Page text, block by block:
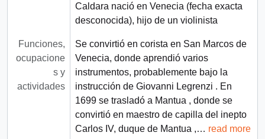
Caldara nació en Venecia (fecha exacta
desconocida), hijo de un violinista
Funciones,
ocupacione
s y
actividades
Se convirtió en corista en San Marcos de
Venecia, donde aprendió varios
instrumentos, probablemente bajo la
instrucción de Giovanni Legrenzi . En
1699 se trasladó a Mantua , donde se
convirtió en maestro de capilla del inepto
Carlos IV, duque de Mantua ,… read more